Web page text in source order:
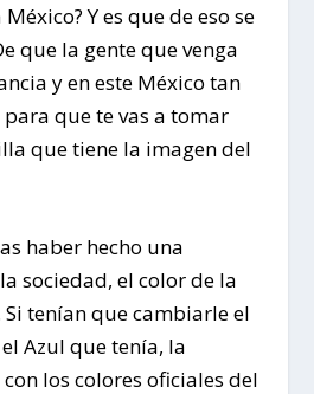
Y es que de eso se
que la gente que venga
y en este México tan
que te vas a tomar
que tiene la imagen del
haber hecho una
sociedad, el color de la
tenían que cambiarle el
Azul que tenía, la
los colores oficiales del